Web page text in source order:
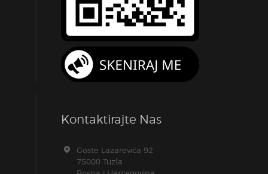
Kontaktirajte Nas
Goste Lazarevića 92
75000 Tuzla